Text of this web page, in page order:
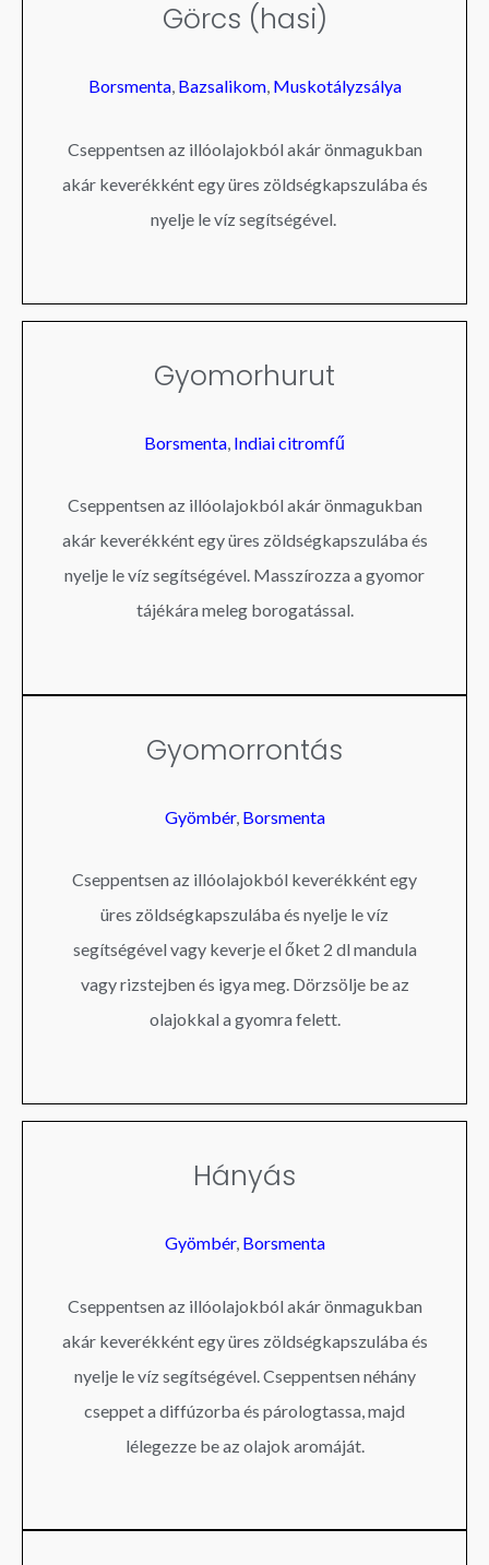
Görcs (hasi)
Borsmenta, Bazsalikom, Muskotályzsálya
Cseppentsen az illóolajokból akár önmagukban
akár keverékként egy üres zöldségkapszulába és
nyelje le víz segítségével.
Gyomorhurut
Borsmenta Indiai citromfű
Cseppentsen az illóolajokból akár önmagukban
akár keverékként egy üres zöldségkapszulába és
nyelje le víz segítségével. Masszírozza a gyomor
tájékára meleg borogatással.
Gyomorrontás
Gyömbér, Borsmenta
Cseppentsen az illóolajokból keverékként egy
üres zöldségkapszulába és nyelje le víz
segítségével vagy keverje el őket 2 dl mandula
vagy rizstejben és igya meg. Dörzsölje be az
olajokkal a gyomra felett.
Hányás
Gyömbér, Borsmenta
Cseppentsen az illóolajokból akár önmagukban
akár keverékként egy üres zöldségkapszulába és
nyelje le víz segítségével. Cseppentsen néhány
cseppet a diffúzorba és párologtassa, majd
lélegezze be az olajok aromáját.